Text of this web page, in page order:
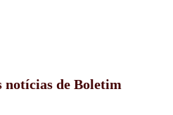
notícias de Boletim